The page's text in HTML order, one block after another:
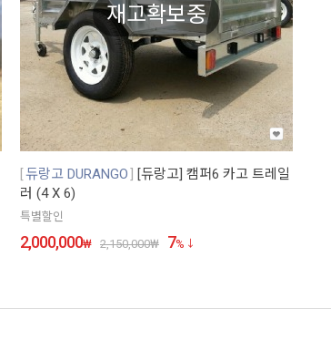
재고확보중
듀랑고 DURANGO
[듀랑고] 캠퍼6 카고 트레일
러 (4 X 6)
특별할인
2,000,000₩ 2,150,000₩ 7%